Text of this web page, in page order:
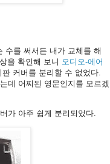
수를 써서든 내가 교체를 해
을 확인해 보니 오디오-에어
커버를 분리할 수 없었다.
데 어찌된 영문인지를 모르겠
가 아주 쉽게 분리되었다.